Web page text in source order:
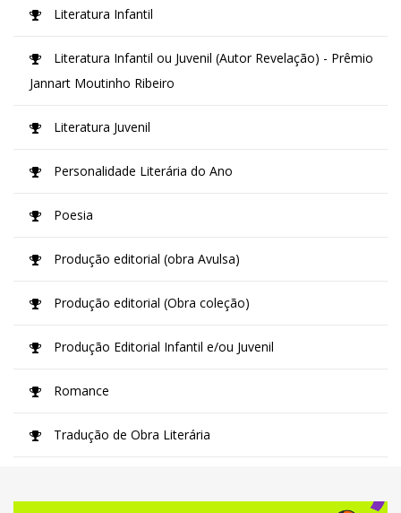
Literatura Infantil
Literatura Infantil ou Juvenil (Autor Revelação) - Prêmio
Jannart Moutinho Ribeiro
Literatura Juvenil
Personalidade Literária do Ano
Poesia
Produção editorial (obra Avulsa)
Produção editorial (Obra coleção)
Produção Editorial Infantil e/ou Juvenil
Romance
Tradução de Obra Literária